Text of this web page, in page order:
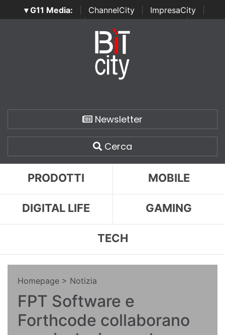
▾ G11 Media: ChannelCity ImpresaCity
SecurityOpenLab | Italian Channel Awards | Italian
Italian Security Awards
Newsletter
Cerca
PRODOTTI MOBILE
DIGITAL LIFE GAMING
TECH
Homepage > Notizia
FPT Software e
Forthcode collaborano